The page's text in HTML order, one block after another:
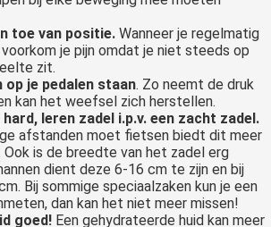
toe van positie. Wanneer je regelmatig
je pijn omdat je niet steeds op
zit.
op je pedalen staan. Zo neemt de druk
kan het weefsel zich herstellen.
leren zadel i.p.v. een zacht zadel.
afstanden moet fietsen biedt dit meer
Ook is de breedte van het zadel erg
dient deze 6-16 cm te zijn en bij
Bij sommige speciaalzaken kun je een
dan kan het niet meer missen!
goed! Een gehydrateerde huid kan meer